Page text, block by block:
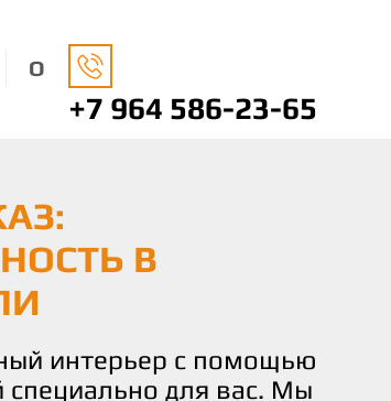
О
+7 964 586-23-65
В
интерьер с помощью
специально для вас. Мы
ЗАБОТА
КОМФОРТЕ
окружающей среде,
чистые
нашей мебели.
ВКУСУ И
И
просто мебель, а
процесса создания.